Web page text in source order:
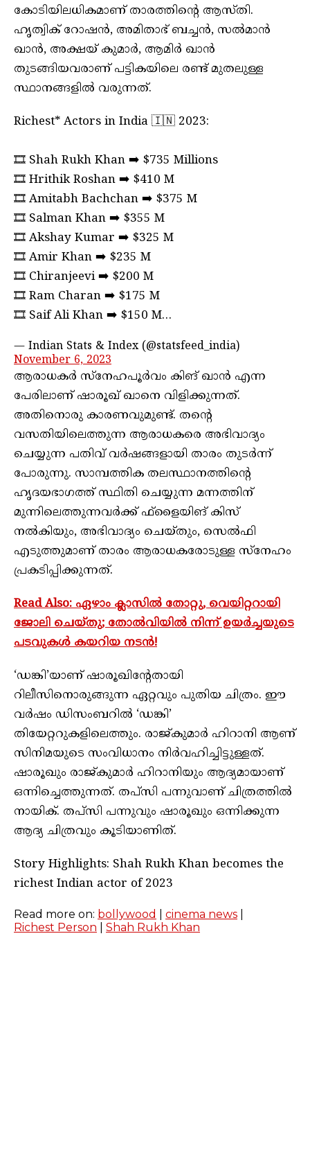
കോടിയിലധികമാണ് താരത്തിന്റെ ആസ്തി.
ഹൃത്വിക് റോഷന്‍, അമിതാഭ് ബച്ചന്‍, സല്‍മാന്‍
ഖാന്‍, അക്ഷയ് കുമാര്‍, ആമിര്‍ ഖാന്‍
തുടങ്ങിയവരാണ് പട്ടികയിലെ രണ്ട് മുതലുള്ള
സ്ഥാനങ്ങളില്‍ വരുന്നത്.
Richest* Actors in India 🇮🇳 2023:
🎞️ Shah Rukh Khan ➡️ $735 Millions
🎞️ Hrithik Roshan ➡️ $410 M
🎞️ Amitabh Bachchan ➡️ $375 M
🎞️ Salman Khan ➡️ $355 M
🎞️ Akshay Kumar ➡️ $325 M
🎞️ Amir Khan ➡️ $235 M
🎞️ Chiranjeevi ➡️ $200 M
🎞️ Ram Charan ➡️ $175 M
🎞️ Saif Ali Khan ➡️ $150 M…
— Indian Stats & Index (@statsfeed_india)
November 6, 2023
ആരാധകര്‍ സ്‌നേഹപൂര്‍വം കിങ് ഖാന്‍ എന്ന
പേരിലാണ് ഷാരൂഖ് ഖാനെ വിളിക്കുന്നത്.
അതിനൊരു കാരണവുമുണ്ട്. തന്റെ
വസതിയിലെത്തുന്ന ആരാധകരെ അഭിവാദ്യം
ചെയ്യുന്ന പതിവ് വര്‍ഷങ്ങളായി താരം തുടര്‍ന്ന്
പോരുന്നു. സാമ്പത്തിക തലസ്ഥാനത്തിന്റെ
ഹൃദയഭാഗത്ത് സ്ഥിതി ചെയ്യുന്ന മന്നത്തിന്
മുന്നിലെത്തുന്നവര്‍ക്ക് ഫ്‌ളൈയിങ് കിസ്
നല്‍കിയും, അഭിവാദ്യം ചെയ്തും, സെല്‍ഫി
എടുത്തുമാണ് താരം ആരാധകരോടുള്ള സ്നേഹം
പ്രകടിപ്പിക്കുന്നത്.
Read Also: ഏഴാം ക്ലാസിൽ തോറ്റു, വെയിറ്ററായി
ജോലി ചെയ്തു; തോൽ‌വിയിൽ നിന്ന് ഉയർച്ചയുടെ
പടവുകൾ കയറിയ നടൻ!
‘ഡങ്കി’യാണ് ഷാരൂഖിന്റേതായി
റിലീസിനൊരുങ്ങുന്ന ഏറ്റവും പുതിയ ചിത്രം. ഈ
വര്‍ഷം ഡിസംബറില്‍ ‘ഡങ്കി’
തിയേറ്ററുകളിലെത്തും. രാജ്കുമാര്‍ ഹിറാനി ആണ്
സിനിമയുടെ സംവിധാനം നിര്‍വഹിച്ചിട്ടുള്ളത്.
ഷാരൂഖും രാജ്കുമാര്‍ ഹിറാനിയും ആദ്യമായാണ്
ഒന്നിച്ചെത്തുന്നത്. തപ്സി പന്നുവാണ് ചിത്രത്തില്‍
നായിക്. തപ്സി പന്നുവും ഷാരൂഖും ഒന്നിക്കുന്ന
ആദ്യ ചിത്രവും കൂടിയാണിത്.
Story Highlights: Shah Rukh Khan becomes the
richest Indian actor of 2023
Read more on: bollywood cinema news
Richest Person
Shah Rukh Khan